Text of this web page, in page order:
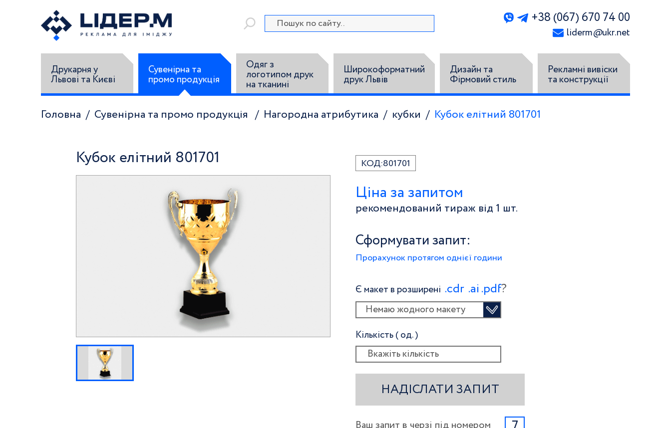
+38 (067) 670 74 00
liderm@ukr.net
Друкарня у
Львові та Києві
Сувенірна та
промо продукція
Одяг з
логотипом друк
на тканині
Широкоформатний
друк Львів
Дизайн та
Фірмовий стиль
Рекламні вивіски
та конструкції
Головна Сувенірна та промо продукція Нагородна атрибутика кубки Кубок елітний 801701
Кубок елітний 801701 КОД:801701
Ціна за запитом
рекомендований тираж від 1 шт.
Сформувати запит:
Прорахунок протягом однієї години
Є макет в розширені .сdr .ai .pdf?
Немаю жодного макету
Кількість ( од. )
НАДІСЛАТИ ЗАПИТ
Ваш запит в черзі під номером